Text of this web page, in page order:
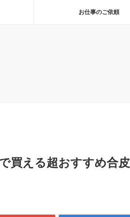
お仕事のご依頼
買える超おすすめ合皮